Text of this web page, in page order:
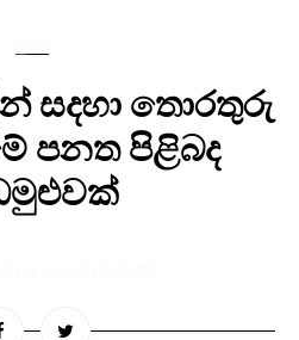
සදහා තොරතුරු
පනත පිළිබද